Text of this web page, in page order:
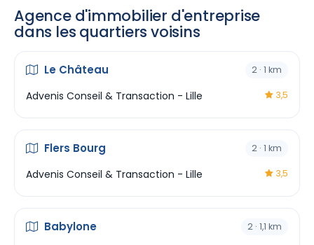
Agence d'immobilier d'entreprise
dans les quartiers voisins
Le Château 2 · 1 km
Advenis Conseil & Transaction - Lille 3,5
Flers Bourg 2 · 1 km
Advenis Conseil & Transaction - Lille 3,5
Babylone 2 · 1,1 km